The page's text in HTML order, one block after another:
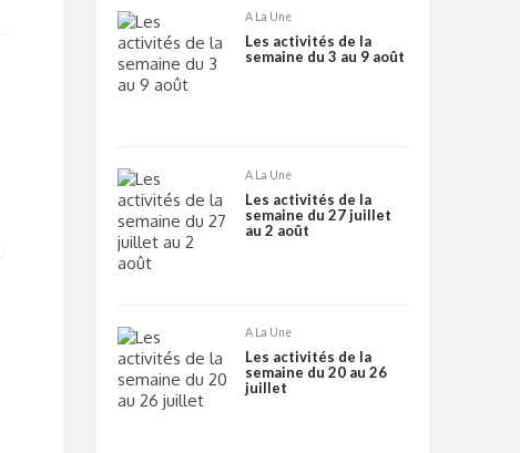
A La Une
Les activités de la
semaine du 3 au 9 août
A La Une
Les activités de la
semaine du 27 juillet
au 2 août
A La Une
Les activités de la
semaine du 20 au 26
juillet